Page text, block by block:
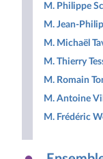
M. Philippe
M. Jean-
M. Michaël
M. Thierry
M. Romain
M. Antoine
M. Frédéric